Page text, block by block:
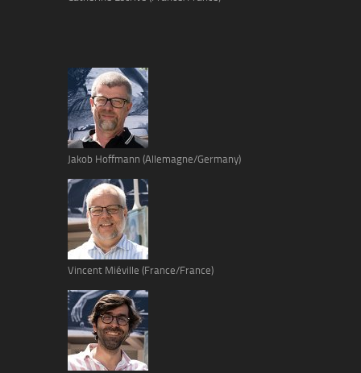
Jakob Hoffmann (Allemagne/Germany)
Vincent Miéville (France/France)